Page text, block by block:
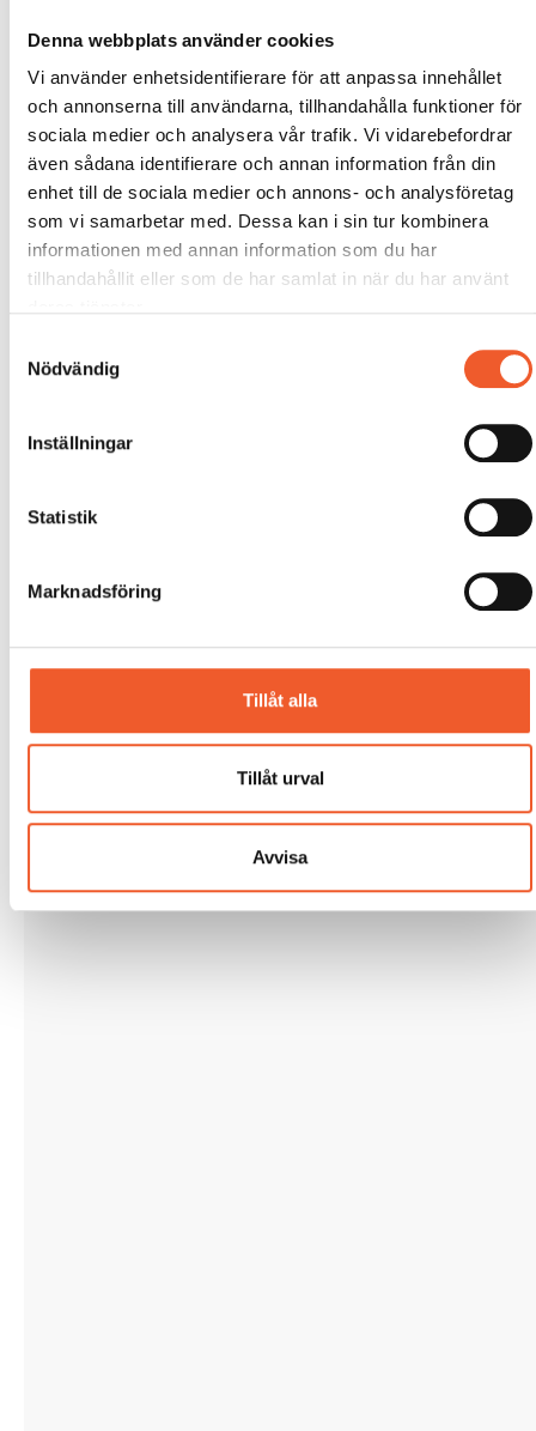
Denna webbplats använder cookies
Vi använder enhetsidentifierare för att anpassa innehållet
och annonserna till användarna, tillhandahålla funktioner för
sociala medier och analysera vår trafik. Vi vidarebefordrar
även sådana identifierare och annan information från din
enhet till de sociala medier och annons- och analysföretag
som vi samarbetar med. Dessa kan i sin tur kombinera
informationen med annan information som du har
tillhandahållit eller som de har samlat in när du har använt
Nödvändig
Inställningar
Statistik
Marknadsföring
Tillåt alla
Tillåt urval
Avvisa